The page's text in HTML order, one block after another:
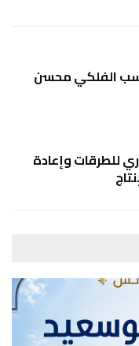
حسب الفلكي محسن
للطرقات وإعادة